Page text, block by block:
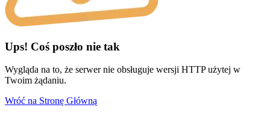
Ups! Coś poszło nie tak
Wygląda na to, że serwer nie obsługuje wersji HTTP użytej w
Twoim żądaniu.
Wróć na Stronę Główną